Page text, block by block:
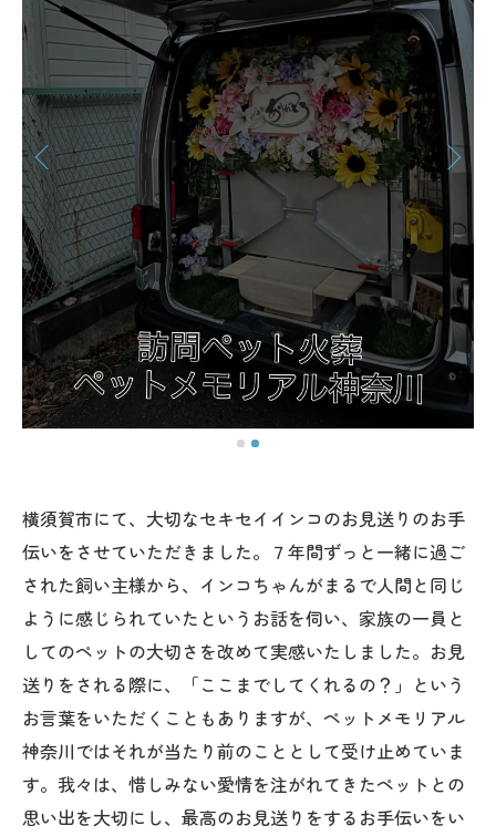
横須賀市にて、大切なセキセイインコのお見送りのお手
伝いをさせていただきました。７年間ずっと一緒に過ご
された飼い主様から、インコちゃんがまるで人間と同じ
ように感じられていたというお話を伺い、家族の一員と
してのペットの大切さを改めて実感いたしました。お見
送りをされる際に、「ここまでしてくれるの？」という
お言葉をいただくこともありますが、ペットメモリアル
神奈川ではそれが当たり前のこととして受け止めていま
す。我々は、惜しみない愛情を注がれてきたペットとの
思い出を大切にし、最高のお見送りをするお手伝いをい